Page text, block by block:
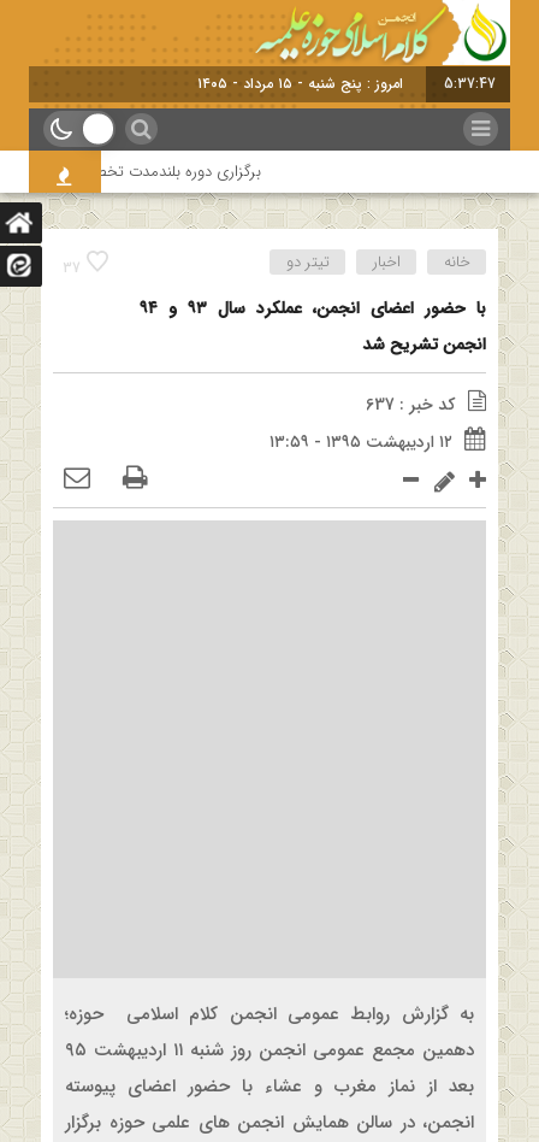
5:37:47 امروز : پنج شنبه - ۱۵ مرداد - ۱۴۰۵
برگزاری دوره بلندمدت تخصصی و کارگاه
37 خانه اخبار تیتر دو
با حضور اعضای انجمن، عملکرد سال ۹۳ و ۹۴
انجمن تشریح شد
کد خبر : 637
۱۲ اردیبهشت ۱۳۹۵ - ۱۳:۵۹
به گزارش روابط عمومی انجمن کلام اسلامی حوزه؛
دهمین مجمع عمومی انجمن روز شنبه ۱۱ اردیبهشت ۹۵
بعد از نماز مغرب و عشاء با حضور اعضای پیوسته
انجمن، در سالن همایش انجمن های علمی حوزه برگزار